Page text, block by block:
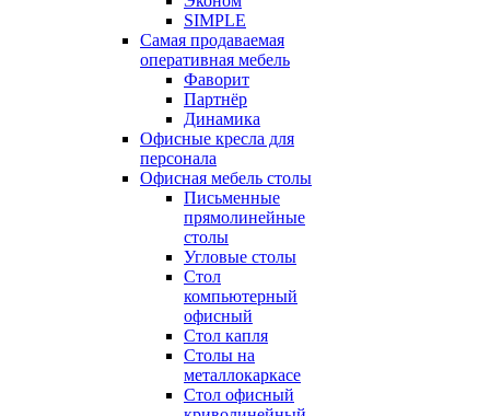
SIMPLE
Самая продаваемая
оперативная мебель
Фаворит
Партнёр
Динамика
Офисные кресла для
персонала
Офисная мебель столы
Письменные
прямолинейные
столы
Угловые столы
Стол
компьютерный
офисный
Стол капля
Столы на
металлокаркасе
Стол офисный